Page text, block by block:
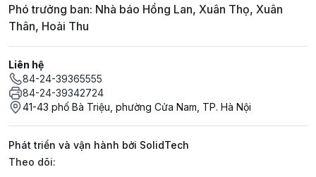
Phó trưởng ban: Nhà báo Hồng Lan, Xuân Thọ, Xuân
Thân, Hoài Thu
Liên hệ
84-24-39365555
84-24-39342724
41-43 phố Bà Triệu, phường Cửa Nam, TP. Hà Nội
Phát triển và vận hành bởi SolidTech
Mạng xã hội
Theo dõi: